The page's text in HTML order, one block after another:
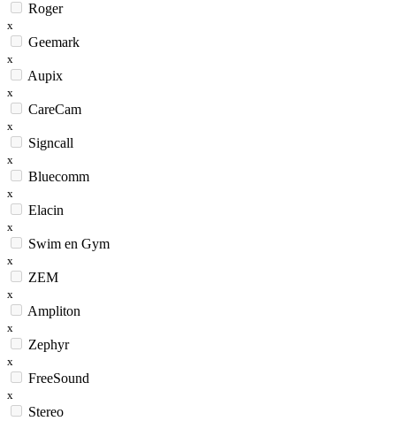
Roger
x
Geemark
x
Aupix
x
CareCam
x
Signcall
x
Bluecomm
x
Elacin
x
Swim en Gym
x
ZEM
x
Ampliton
x
Zephyr
x
FreeSound
x
Stereo